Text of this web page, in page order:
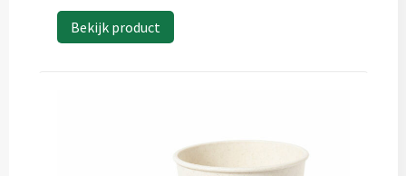
Bekijk product